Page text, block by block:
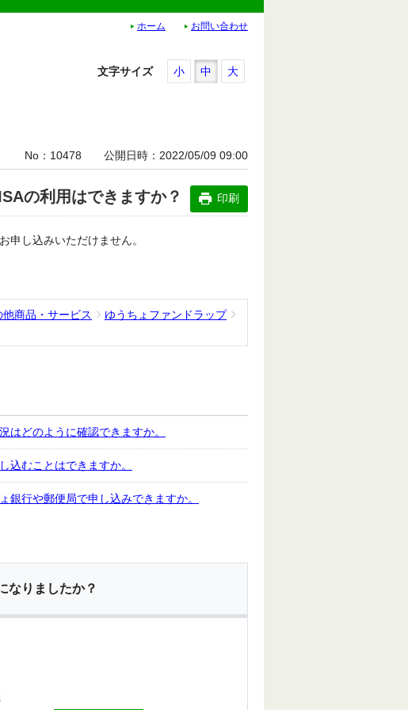
ホーム お問い合わせ
文字サイズ 小 中 大
No 10478 公開日時 2022/05/09 09:00
の利用はできますか？ 印刷
申し込みいただけません。
他商品・サービス
ゆうちょファンドラップ
はどのように確認できますか。
込むことはできますか。
銀行や郵便局で申し込みできますか。
なりましたか？